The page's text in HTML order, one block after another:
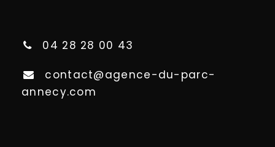
04 28 28 00 43
contact@agence-du-parc-
annecy.com